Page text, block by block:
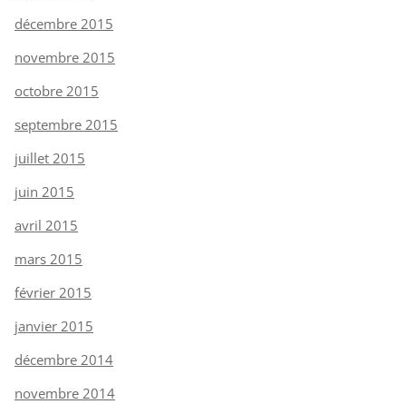
décembre 2015
novembre 2015
octobre 2015
septembre 2015
juillet 2015
juin 2015
avril 2015
mars 2015
février 2015
janvier 2015
décembre 2014
novembre 2014